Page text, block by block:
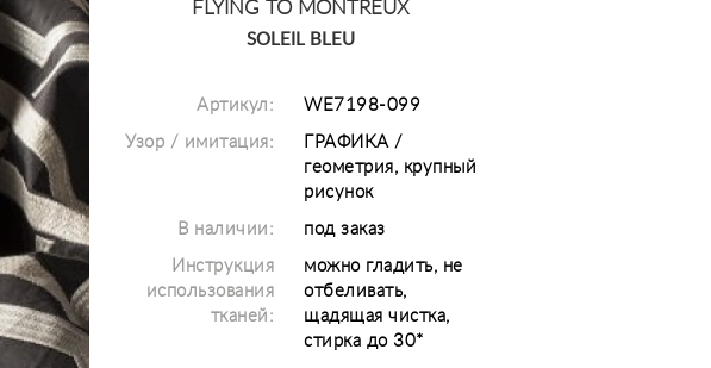
FLYING TO MONTREUX
SOLEIL BLEU
Артикул: WE7198-099
Узор / имитация:
ГРАФИКА /
геометрия, крупный
рисунок
В наличии: под заказ
Инструкция
использования
тканей:
можно гладить, не
отбеливать,
щадящая чистка,
стирка до 30*